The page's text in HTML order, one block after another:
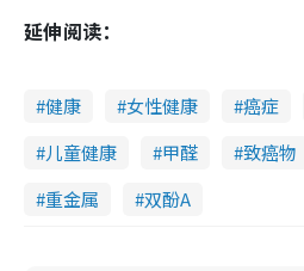
延伸阅读：
健康 女性健康 癌症
儿童健康
甲醛 致癌物
重金属
双酚A